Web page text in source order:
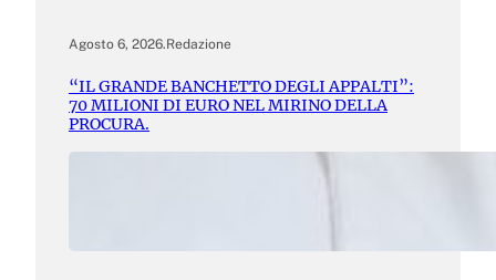
Agosto 6, 2026.Redazione
“IL GRANDE BANCHETTO DEGLI APPALTI”:
70 MILIONI DI EURO NEL MIRINO DELLA
PROCURA.